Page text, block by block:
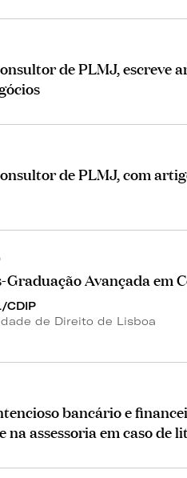
de PLMJ, escreve
de PLMJ, com
Graduação Avançada em
CDIP
de Direito de Lisboa
bancário e
na assessoria em caso de